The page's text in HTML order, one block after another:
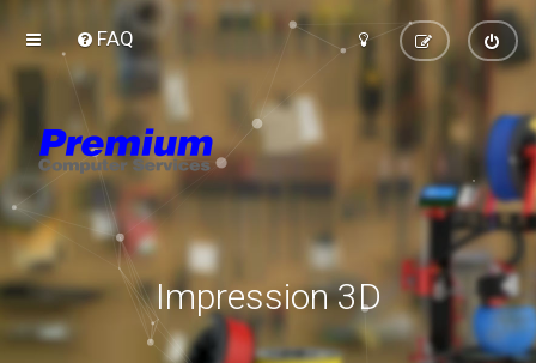
FAQ
Impression 3D